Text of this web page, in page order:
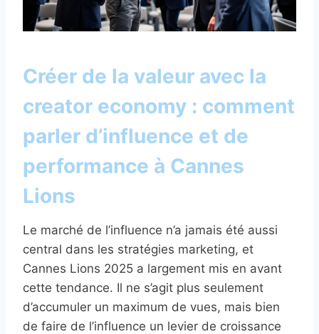
Créer de la valeur avec la
creator economy : comment
parler d’influence et de
performance à Cannes
Lions
Le marché de l’influence n’a jamais été aussi
central dans les stratégies marketing, et
Cannes Lions 2025 a largement mis en avant
cette tendance. Il ne s’agit plus seulement
d’accumuler un maximum de vues, mais bien
de faire de l’influence un levier de croissance